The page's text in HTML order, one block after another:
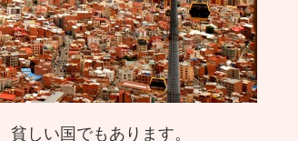
しい国でもあります。